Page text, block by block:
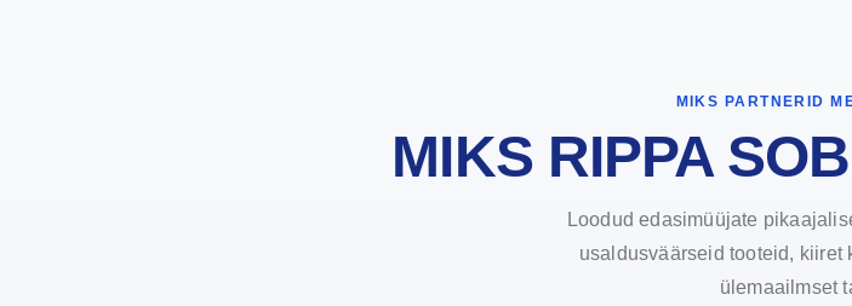
MIKS PARTNERID
MIKS RIPPA
Loodud edasimüüjate
usaldusväärseid tooteid,
ülemaailmset